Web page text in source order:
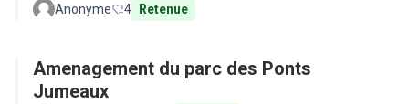
Anonyme 4 Retenue
Amenagement du parc des Ponts
Jumeaux